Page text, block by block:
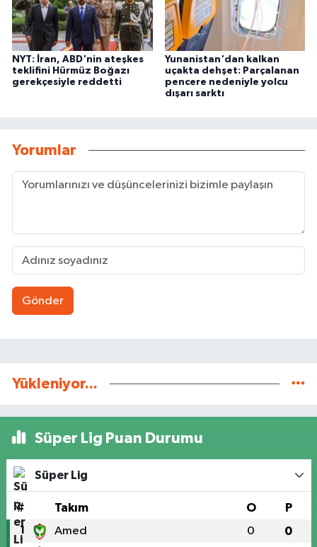
NYT: İran, ABD'nin ateşkes
teklifini Hürmüz Boğazı
gerekçesiyle reddetti
Yunanistan'dan kalkan
uçakta dehşet: Parçalanan
pencere nedeniyle yolcu
dışarı sarktı
Yorumlar
Gönder
Yükleniyor...
Süper Lig Puan Durumu
Süper Lig
# Takım O P
1 Amed 0 0